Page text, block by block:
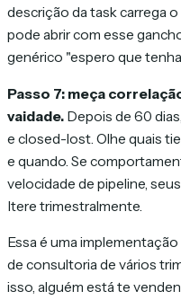
descrição da task carrega o
pode abrir com esse
genérico "espero que
Passo 7: meça
vaidade. Depois de 60
e closed-lost. Olhe quais
e quando. Se
velocidade de pipeline,
Itere trimestralmente.
Essa é uma
de consultoria de vários
isso, alguém está te